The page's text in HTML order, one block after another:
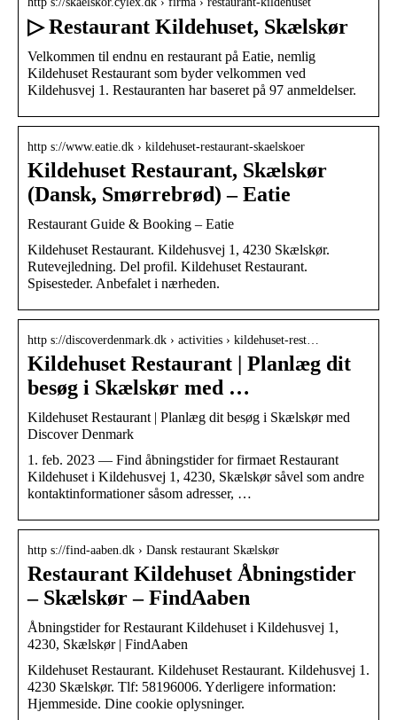
▷ Restaurant Kildehuset, Skælskør
Velkommen til endnu en restaurant på Eatie, nemlig
Kildehuset Restaurant som byder velkommen ved
Kildehusvej 1. Restauranten har baseret på 97 anmeldelser.
http s://www.eatie.dk › kildehuset-restaurant-skaelskoer
Kildehuset Restaurant, Skælskør
(Dansk, Smørrebrød) – Eatie
Restaurant Guide & Booking – Eatie
Kildehuset Restaurant. Kildehusvej 1, 4230 Skælskør.
Rutevejledning. Del profil. Kildehuset Restaurant.
Spisesteder. Anbefalet i nærheden.
http s://discoverdenmark.dk › activities › kildehuset-rest…
Kildehuset Restaurant | Planlæg dit
besøg i Skælskør med …
Kildehuset Restaurant | Planlæg dit besøg i Skælskør med
Discover Denmark
1. feb. 2023 — Find åbningstider for firmaet Restaurant
Kildehuset i Kildehusvej 1, 4230, Skælskør såvel som andre
kontaktinformationer såsom adresser, …
http s://find-aaben.dk › Dansk restaurant Skælskør
Restaurant Kildehuset Åbningstider
– Skælskør – FindAaben
Åbningstider for Restaurant Kildehuset i Kildehusvej 1,
4230, Skælskør | FindAaben
Kildehuset Restaurant. Kildehuset Restaurant. Kildehusvej 1.
4230 Skælskør. Tlf: 58196006. Yderligere information:
Hjemmeside. Dine cookie oplysninger.